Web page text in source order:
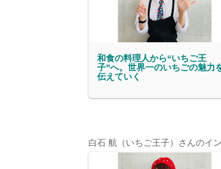
和食の料理人から“いちご王
子”へ。世界一のいちごの魅力
伝えていく
白石 航（いちご王子）さんのイ